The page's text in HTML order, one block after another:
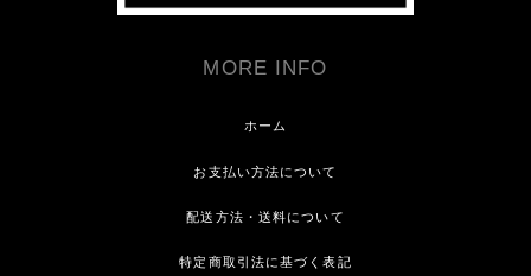
MORE INFO
ホーム
お支払い方法について
配送方法・送料について
特定商取引法に基づく表記